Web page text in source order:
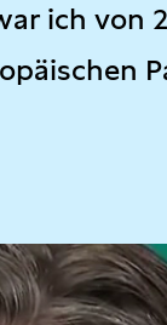
ich von